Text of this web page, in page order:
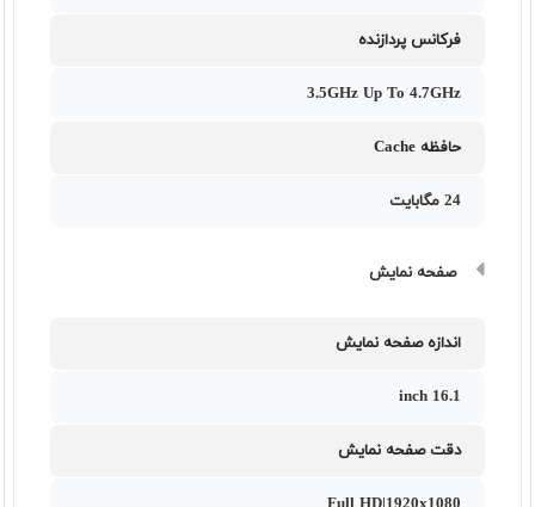
فرکانس پردازنده
3.5GHz Up To 4.7GHz
حافظه Cache
24 مگابایت
صفحه نمایش
اندازه صفحه نمایش
16.1 inch
دقت صفحه نمایش